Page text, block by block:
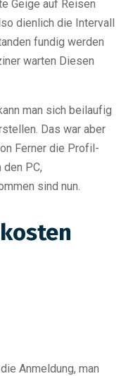
Geige auf Reisen
dienlich die Intervall
fundig werden
warten Diesen
man sich beilaufig
Das war aber
Ferner die Profil-
PC,
sind nun.
Anmeldung, man